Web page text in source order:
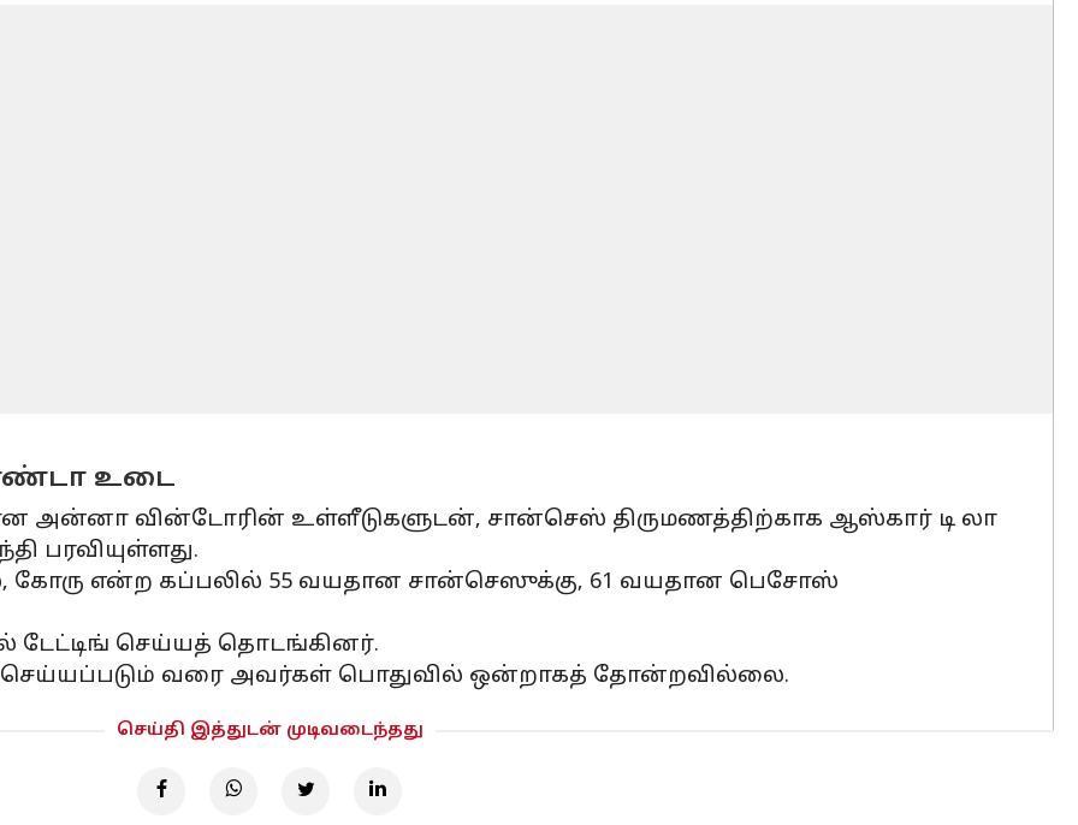
உடை
அன்னா வின்டோரின் உள்ளீடுகளுடன், சான்செஸ் திருமணத்திற்காக ஆஸ்கார் டி லா
பரவியுள்ளது.
இல், கோரு என்ற கப்பலில் 55 வயதான சான்செஸுக்கு, 61 வயதான பெசோஸ்
டேட்டிங் செய்யத் தொடங்கினர்.
செய்யப்படும் வரை அவர்கள் பொதுவில் ஒன்றாகத் தோன்றவில்லை.
செய்தி இத்துடன் முடிவடைந்தது